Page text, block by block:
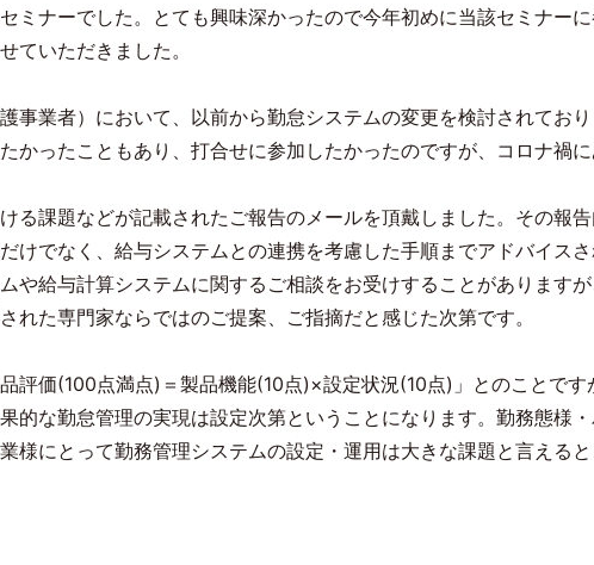
ミナーでした。とても興味深かったので今年初めに当該セミナー
ていただきました。
事業者）において、以前から勤怠システムの変更を検討されてお
かったこともあり、打合せに参加したかったのですが、コロナ禍
る課題などが記載されたご報告のメールを頂戴しました。その報
けでなく、給与システムとの連携を考慮した手順までアドバイス
や給与計算システムに関するご相談をお受けすることがあります
れた専門家ならではのご提案、ご指摘だと感じた次第です。
評価(100点満点) ＝製品機能(10点)×設定状況(10点) 」とのことで
的な勤怠管理の実現は設定次第ということになります。勤務態様
様にとって勤務管理システムの設定・運用は大きな課題と言える